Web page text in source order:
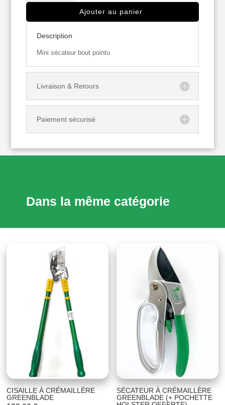
BOUT
POINTU
Ajouter au panier
Description
Mini sécateur bout pointu
Livraison & Retours
Paiement sécurisé
Dans la même catégorie
CISAILLE À CRÉMAILLÈRE
GREENBLADE
SÉCATEUR À CRÉMAILLÈRE
GREENBLADE (+ POCHETTE